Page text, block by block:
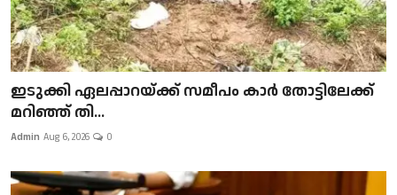
ഇടുക്കി ഏലപ്പാറയ്ക്ക് സമീപം കാർ തോട്ടിലേക്ക്
മറിഞ്ഞ് തി...
Admin Aug 6, 2026 0